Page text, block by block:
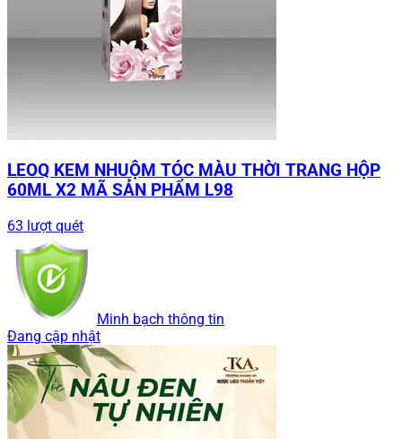
LEOQ KEM NHUỘM TÓC MÀU THỜI TRANG HỘP
60ML X2 MÃ SẢN PHẨM L98
63 lượt quét
Minh bạch thông tin
Đang cập nhật